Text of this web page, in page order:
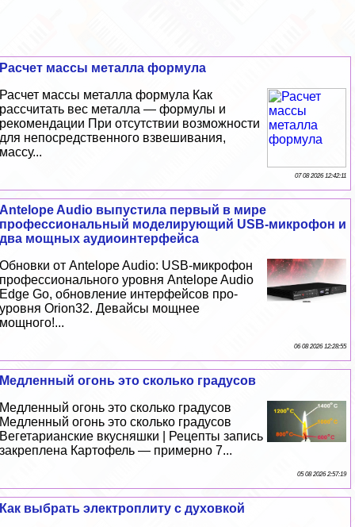
Расчет массы металла формула
Расчет массы металла формула Как
рассчитать вес металла — формулы и
рекомендации При отсутствии возможности
для непосредственного взвешивания,
массу...
07 08 2026 12:42:11
Antelope Audio выпустила первый в мире
профессиональный моделирующий USB-микрофон и
два мощных аудиоинтерфейса
Обновки от Antelope Audio: USB-микрофон
профессионального уровня Antelope Audio
Edge Go, обновление интерфейсов про-
уровня Orion32. Девайсы мощнее
мощного!...
06 08 2026 12:28:55
Медленный огонь это сколько градусов
Медленный огонь это сколько градусов
Медленный огонь это сколько градусов
Вегетарианские вкусняшки | Рецепты запись
закреплена Картофель — примерно 7...
05 08 2026 2:57:19
Как выбрать электроплиту с духовкой